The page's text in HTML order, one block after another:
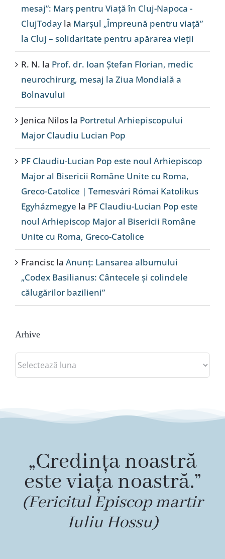
mesaj”: Marș pentru Viață în Cluj-Napoca -
ClujToday la Marșul „Împreună pentru viață”
la Cluj – solidaritate pentru apărarea vieții
R. N. la Prof. dr. Ioan Ștefan Florian, medic
neurochirurg, mesaj la Ziua Mondială a
Bolnavului
Jenica Nilos la Portretul Arhiepiscopului
Major Claudiu Lucian Pop
PF Claudiu-Lucian Pop este noul Arhiepiscop
Major al Bisericii Române Unite cu Roma,
Greco-Catolice | Temesvári Római Katolikus
Egyházmegye la PF Claudiu-Lucian Pop este
noul Arhiepiscop Major al Bisericii Române
Unite cu Roma, Greco-Catolice
Francisc la Anunț: Lansarea albumului
„Codex Basilianus: Cântecele și colindele
călugărilor bazilieni”
Arhive
Arhive
„Credința noastră
este viața noastră.”
(Fericitul Episcop martir
Iuliu Hossu)